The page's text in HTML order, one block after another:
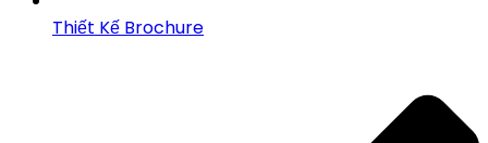
Thiết Kế Brochure